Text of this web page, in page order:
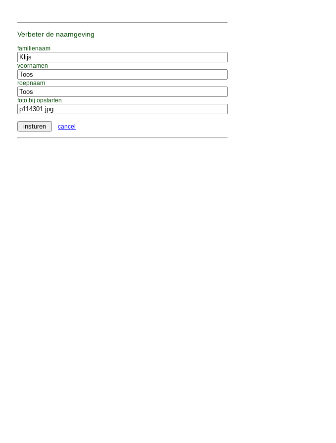
Verbeter de naamgeving
familienaam
voornamen
roepnaam
foto bij opstarten
cancel